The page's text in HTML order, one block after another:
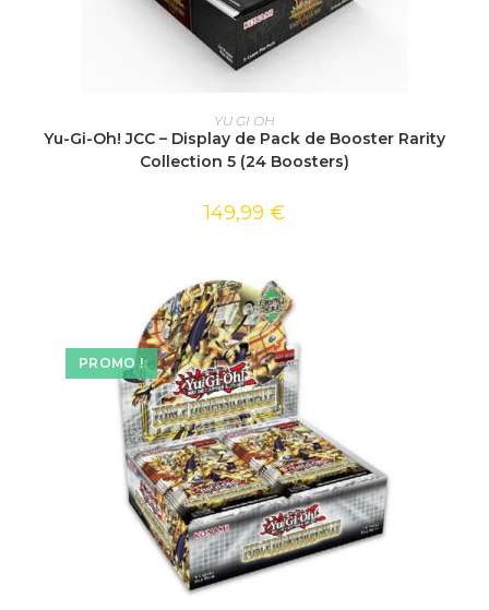
AJOUTER AU PANIER
YU GI OH
Yu-Gi-Oh! JCC – Display de Pack de Booster Rarity
Collection 5 (24 Boosters)
149,99 €
PROMO !